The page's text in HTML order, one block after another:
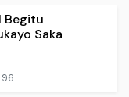
Begitu
Saka
96